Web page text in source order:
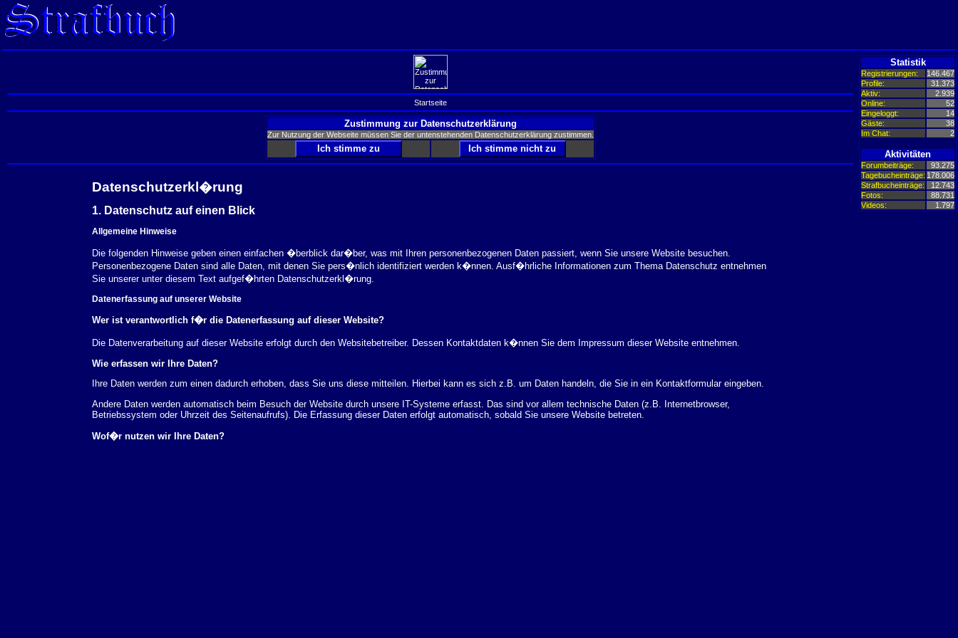
Startseite
Zustimmung zur Datenschutzerklärung
Zur Nutzung der Webseite müssen Sie der untenstehenden Datenschutzerklärung zustimmen.
Datenschutzerkl�rung
1. Datenschutz auf einen Blick
Allgemeine Hinweise
Die folgenden Hinweise geben einen einfachen �berblick dar�ber, was mit Ihren personenbezogenen Daten passiert, wenn Sie unsere Website besuchen.
Personenbezogene Daten sind alle Daten, mit denen Sie pers�nlich identifiziert werden k�nnen. Ausf�hrliche Informationen zum Thema Datenschutz entnehmen
Sie unserer unter diesem Text aufgef�hrten Datenschutzerkl�rung.
Datenerfassung auf unserer Website
Wer ist verantwortlich f�r die Datenerfassung auf dieser Website?
Die Datenverarbeitung auf dieser Website erfolgt durch den Websitebetreiber. Dessen Kontaktdaten k�nnen Sie dem Impressum dieser Website entnehmen.
Wie erfassen wir Ihre Daten?
Ihre Daten werden zum einen dadurch erhoben, dass Sie uns diese mitteilen. Hierbei kann es sich z.B. um Daten handeln, die Sie in ein Kontaktformular eingeben.
Andere Daten werden automatisch beim Besuch der Website durch unsere IT-Systeme erfasst. Das sind vor allem technische Daten (z.B. Internetbrowser,
Betriebssystem oder Uhrzeit des Seitenaufrufs). Die Erfassung dieser Daten erfolgt automatisch, sobald Sie unsere Website betreten.
Wof�r nutzen wir Ihre Daten?
Statistik
Registrierungen:
146.467
Profile:
31.373
Aktiv:
2.939
Online:
52
Eingeloggt:
14
Gäste:
38
Im Chat:
2
Aktivitäten
Forumbeiträge:
93.275
Tagebucheinträge: 178.006
Strafbucheinträge:
12.743
Fotos:
88.731
Videos:
1.797